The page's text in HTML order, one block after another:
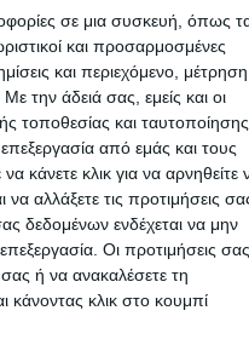
σε μια συσκευή, όπως
και προσαρμοσμένες
και περιεχόμενο, μέτρηση
Με την άδειά σας, εμείς και οι
τοποθεσίας και ταυτοποίησης
από εμάς και τους
κάνετε κλικ για να αρνηθείτε
αλλάξετε τις προτιμήσεις
δεδομένων ενδέχεται να μην
Οι προτιμήσεις
ή να ανακαλέσετε τη
κάνοντας κλικ στο κουμπί